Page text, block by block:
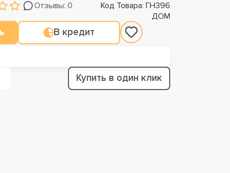
Отзывы: 0 Код Товара: ГН396
ДОМ
В кредит
Купить в один клик